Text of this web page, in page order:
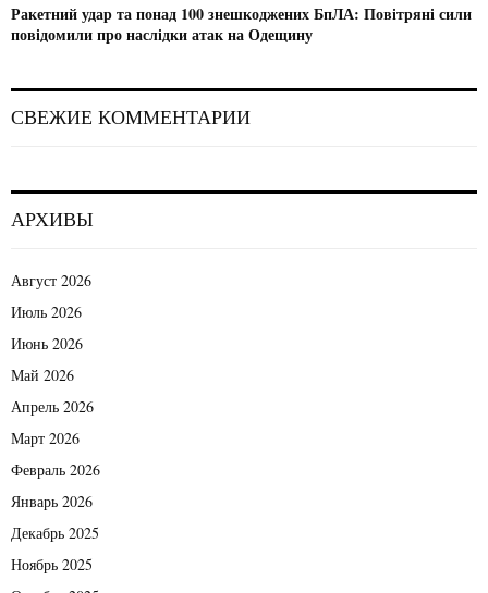
Ракетний удар та понад 100 знешкоджених БпЛА: Повітряні сили
повідомили про наслідки атак на Одещину
СВЕЖИЕ КОММЕНТАРИИ
АРХИВЫ
Август 2026
Июль 2026
Июнь 2026
Май 2026
Апрель 2026
Март 2026
Февраль 2026
Январь 2026
Декабрь 2025
Ноябрь 2025